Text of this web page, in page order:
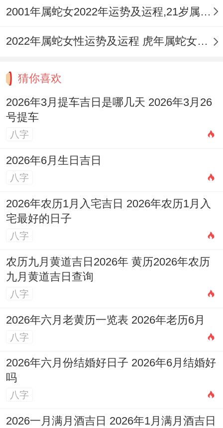
2001年属蛇女2022年运势及运程,21岁属蛇人2022全年每月运势女性如何
2022年属蛇女性运势及运程 虎年属蛇女带什么转运
猜你喜欢
2026年3月提车吉日是哪几天 2026年3月26
号提车
八字
2026年6月生日吉日
八字
2026年农历1月入宅吉日 2026年农历1月入
宅最好的日子
八字
农历九月黄道吉日2026年 黄历2026年农历
九月黄道吉日查询
八字
2026年六月老黄历一览表 2026年老历6月
八字
2026年六月份结婚好日子 2026年6月结婚好
吗
八字
2026一月满月酒吉日 2026年1月满月酒吉日